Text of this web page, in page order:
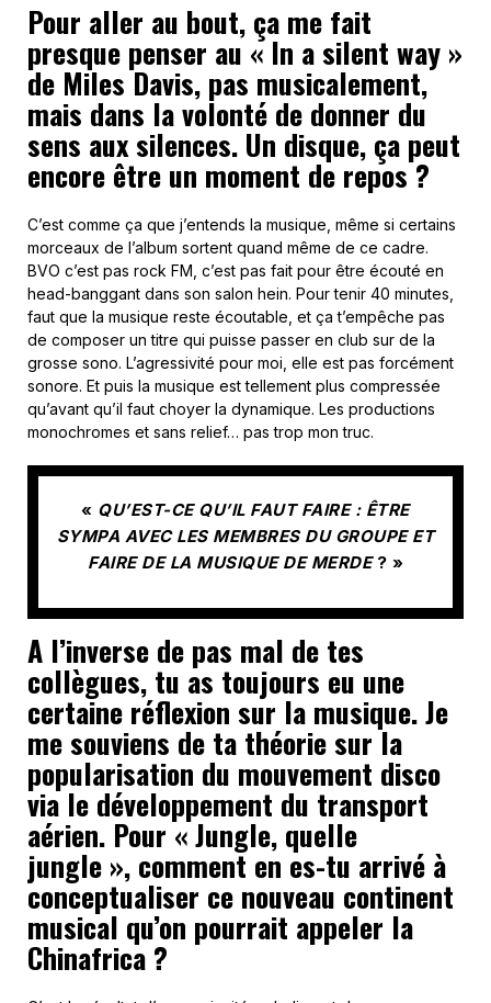
Pour aller au bout, ça me fait
presque penser au « In a silent way »
de Miles Davis, pas musicalement,
mais dans la volonté de donner du
sens aux silences. Un disque, ça peut
encore être un moment de repos ?
C’est comme ça que j’entends la musique, même si certains
morceaux de l’album sortent quand même de ce cadre.
BVO c’est pas rock FM, c’est pas fait pour être écouté en
head-banggant dans son salon hein. Pour tenir 40 minutes,
faut que la musique reste écoutable, et ça t’empêche pas
de composer un titre qui puisse passer en club sur de la
grosse sono. L’agressivité pour moi, elle est pas forcément
sonore. Et puis la musique est tellement plus compressée
qu’avant qu’il faut choyer la dynamique. Les productions
monochromes et sans relief… pas trop mon truc.
« QU’EST-CE QU’IL FAUT FAIRE : ÊTRE
SYMPA AVEC LES MEMBRES DU GROUPE ET
FAIRE DE LA MUSIQUE DE MERDE ? »
A l’inverse de pas mal de tes
collègues, tu as toujours eu une
certaine réflexion sur la musique. Je
me souviens de ta théorie sur la
popularisation du mouvement disco
via le développement du transport
aérien. Pour « Jungle, quelle
jungle », comment en es-tu arrivé à
conceptualiser ce nouveau continent
musical qu’on pourrait appeler la
Chinafrica ?